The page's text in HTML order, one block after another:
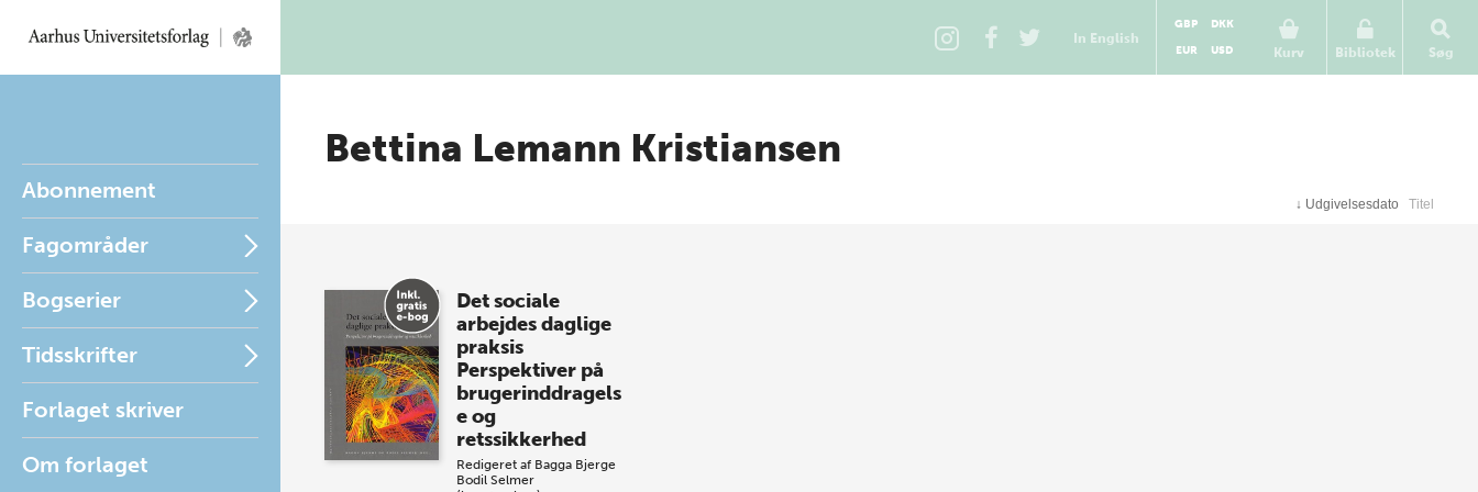
In English
Kurv
GBP
DKK
EUR
USD Bibliotek Søg
Abonnement
Fagområder
Bogserier
Tidsskrifter
Forlaget skriver
Om forlaget
Bettina Lemann Kristiansen
↓ Udgivelsesdato Titel
Det sociale
arbejdes daglige
praksis
Perspektiver på
brugerinddragels
e og
retssikkerhed
Redigeret af Bagga Bjerge
Bodil Selmer